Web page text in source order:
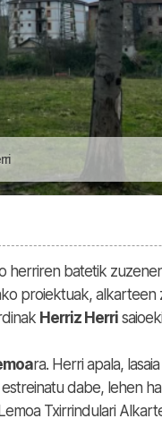
herriren batetik
proiektuak, alkarteen
Herriz Herri
ra. Herri apala,
dabe, lehen
Txirrindulari